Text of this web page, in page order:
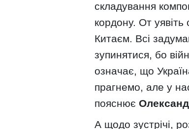
складування
кордону. От
Китаєм. Всі
зупинятися, бо
означає, що
прагнемо, але у
пояснює
А щодо зустрічі,